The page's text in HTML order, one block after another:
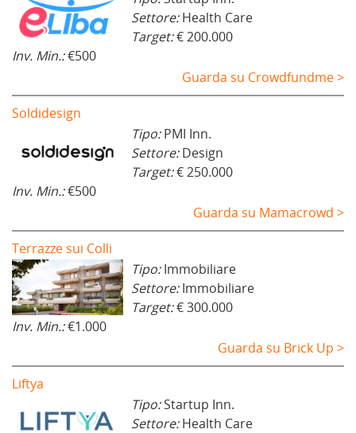
Settore:Health Care
Target:€ 200.000
Inv. Min.:€500
Guarda su Crowdfundme >
Soldidesign
Tipo:PMI Inn.
Settore:Design
Target:€ 250.000
Inv. Min.:€500
Guarda su Mamacrowd >
Terrazze sui Colli
Tipo:Immobiliare
Settore:Immobiliare
Target:€ 300.000
Inv. Min.:€1.000
Guarda su Brick Up >
Liftya
Tipo:Startup Inn.
Settore:Health Care